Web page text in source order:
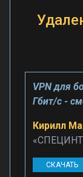
VPN для
Гбит/с -
Кирилл
СКАЧАТЬ